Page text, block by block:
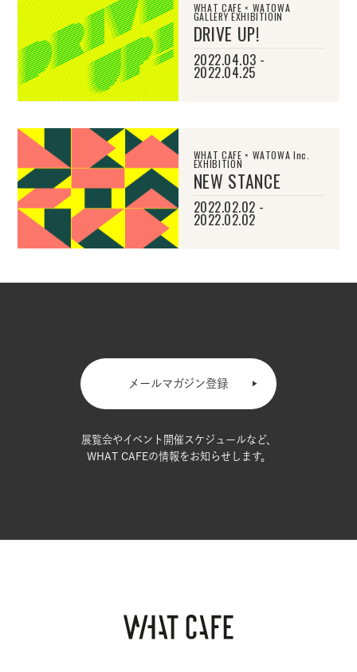
WHAT CAFE × WATOWA
GALLERY EXHIBITIOIN
DRIVE UP!
2022.04.03 -
2022.04.25
WHAT CAFE × WATOWA Inc.
EXHIBITION
NEW STANCE
2022.02.02 -
2022.02.02
メールマガジン登録
展覧会やイベント開催スケジュールなど、
WHAT CAFEの情報をお知らせします。